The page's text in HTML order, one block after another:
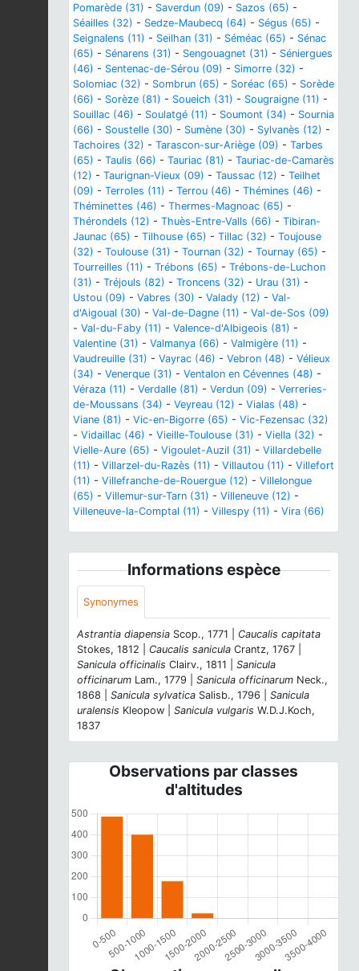
Pomarède (31) - Saverdun (09) - Sazos (65) -
Séailles (32) - Sedze-Maubecq (64) - Ségus (65) -
Seignalens (11) - Seilhan (31) - Séméac (65) - Sénac
(65) - Sénarens (31) - Sengouagnet (31) - Séniergues
(46) - Sentenac-de-Sérou (09) - Simorre (32) -
Solomiac (32) - Sombrun (65) - Soréac (65) - Sorède
(66) - Sorèze (81) - Soueich (31) - Sougraigne (11) -
Souillac (46) - Soulatgé (11) - Soumont (34) - Sournia
(66) - Soustelle (30) - Sumène (30) - Sylvanès (12) -
Tachoires (32) - Tarascon-sur-Ariège (09) - Tarbes
(65) - Taulis (66) - Tauriac (81) - Tauriac-de-Camarès
(12) - Taurignan-Vieux (09) - Taussac (12) - Teilhet
(09) - Terroles (11) - Terrou (46) - Thémines (46) -
Théminettes (46) - Thermes-Magnoac (65) -
Thérondels (12) - Thuès-Entre-Valls (66) - Tibiran-
Jaunac (65) - Tilhouse (65) - Tillac (32) - Toujouse
(32) - Toulouse (31) - Tournan (32) - Tournay (65) -
Tourreilles (11) - Trébons (65) - Trébons-de-Luchon
(31) - Tréjouls (82) - Troncens (32) - Urau (31) -
Ustou (09) - Vabres (30) - Valady (12) - Val-
d'Aigoual (30) - Val-de-Dagne (11) - Val-de-Sos (09)
- Val-du-Faby (11) - Valence-d'Albigeois (81) -
Valentine (31) - Valmanya (66) - Valmigère (11) -
Vaudreuille (31) - Vayrac (46) - Vebron (48) - Vélieux
(34) - Venerque (31) - Ventalon en Cévennes (48) -
Véraza (11) - Verdalle (81) - Verdun (09) - Verreries-
de-Moussans (34) - Veyreau (12) - Vialas (48) -
Viane (81) - Vic-en-Bigorre (65) - Vic-Fezensac (32)
- Vidaillac (46) - Vieille-Toulouse (31) - Viella (32) -
Vielle-Aure (65) - Vigoulet-Auzil (31) - Villardebelle
(11) - Villarzel-du-Razès (11) - Villautou (11) - Villefort
(11) - Villefranche-de-Rouergue (12) - Villelongue
(65) - Villemur-sur-Tarn (31) - Villeneuve (12) -
Villeneuve-la-Comptal (11) - Villespy (11) - Vira (66)
Informations espèce
Synonymes
Astrantia diapensia Scop., 1771 | Caucalis capitata
Stokes, 1812 | Caucalis sanicula Crantz, 1767 |
Sanicula officinalis Clairv., 1811 | Sanicula
officinarum Lam., 1779 | Sanicula officinarum Neck.,
1868 | Sanicula sylvatica Salisb., 1796 | Sanicula
uralensis Kleopow | Sanicula vulgaris W.D.J.Koch,
1837
Observations par classes
d'altitudes